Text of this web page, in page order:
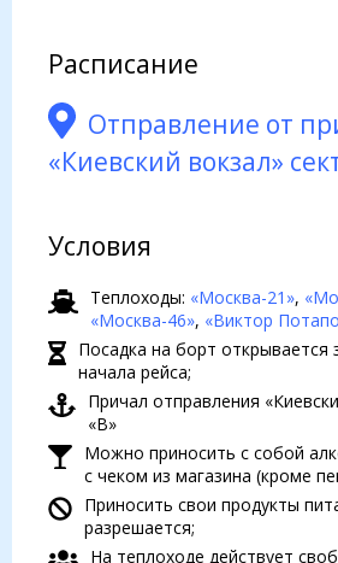
Расписание
Отправление от
«Киевский вокзал»
Условия
Теплоходы: «Москва-21»,
«Москва-46», «Виктор
Посадка на борт открывается
начала рейса;
Причал отправления
«B»
Можно приносить с собой
с чеком из магазина (кроме
Приносить свои продукты
разрешается;
На теплоходе действует